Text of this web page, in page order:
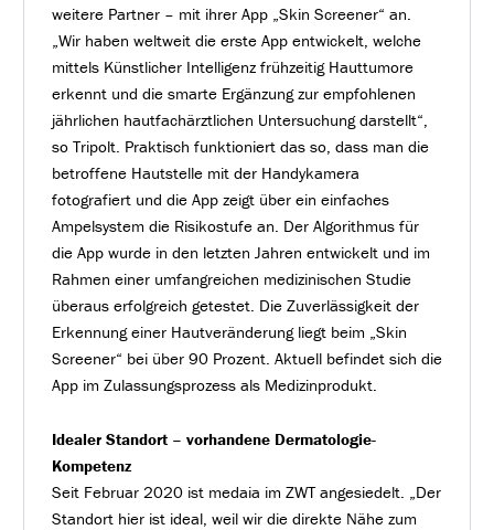
weitere Partner – mit ihrer App „Skin Screener“ an.
„Wir haben weltweit die erste App entwickelt, welche
mittels Künstlicher Intelligenz frühzeitig Hauttumore
erkennt und die smarte Ergänzung zur empfohlenen
jährlichen hautfachärztlichen Untersuchung darstellt“,
so Tripolt. Praktisch funktioniert das so, dass man die
betroffene Hautstelle mit der Handykamera
fotografiert und die App zeigt über ein einfaches
Ampelsystem die Risikostufe an. Der Algorithmus für
die App wurde in den letzten Jahren entwickelt und im
Rahmen einer umfangreichen medizinischen Studie
überaus erfolgreich getestet. Die Zuverlässigkeit der
Erkennung einer Hautveränderung liegt beim „Skin
Screener“ bei über 90 Prozent. Aktuell befindet sich die
App im Zulassungsprozess als Medizinprodukt.
Idealer Standort – vorhandene Dermatologie-
Kompetenz
Seit Februar 2020 ist medaia im ZWT angesiedelt. „Der
Standort hier ist ideal, weil wir die direkte Nähe zum